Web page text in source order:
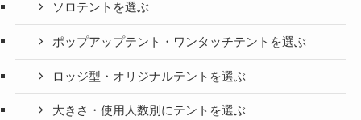
ソロテントを選ぶ
ポップアップテント・ワンタッチテントを選ぶ
ロッジ型・オリジナルテントを選ぶ
大きさ・使用人数別にテントを選ぶ